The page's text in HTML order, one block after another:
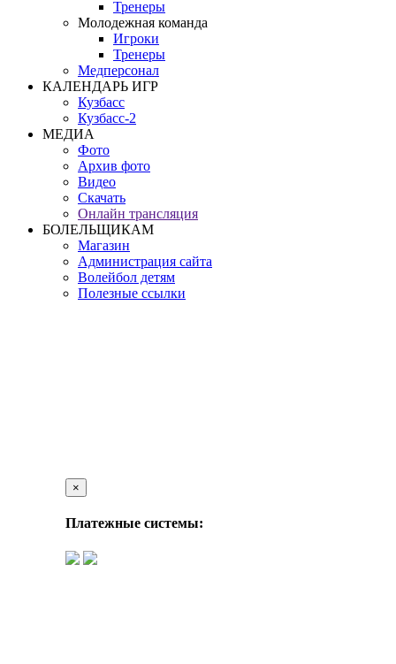
Тренеры
Молодежная команда
Игроки
Тренеры
Медперсонал
КАЛЕНДАРЬ ИГР
Кузбасс
Кузбасс-2
МЕДИА
Фото
Архив фото
Видео
Скачать
Онлайн трансляция
БОЛЕЛЬЩИКАМ
Магазин
Администрация сайта
Волейбол детям
Полезные ссылки
×
Платежные системы: